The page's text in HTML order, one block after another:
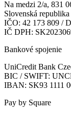
Na medzi 2/a, 831
Slovenská republika
IČO: 42 173 809 /
IČ DPH:
Bankové spojenie
UniCredit Bank
BIC / SWIFT:
IBAN: SK93 1111
Pay by Square